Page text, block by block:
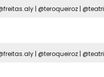
| @teroqueiroz |
| @teroqueiroz |